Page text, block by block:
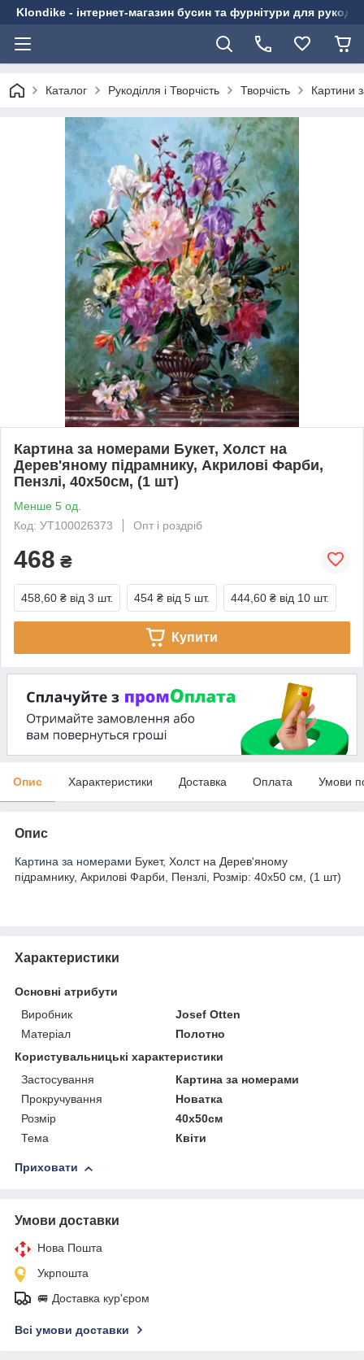
Klondike - інтернет-магазин бусин та фурнітури для
Каталог Рукоділля і Творчість Творчість Картини
Картина за номерами Букет, Холст на
Дерев'яному підрамнику, Акрилові Фарби,
Пензлі, 40х50см, (1 шт)
Менше 5 од.
Код: УТ100026373
Опт і роздріб
468 ₴
458,60 ₴ від 3 шт. 454 ₴ від 5 шт. 444,60 ₴ від 10 шт.
Купити
Опис Характеристики Доставка Оплата Умови
Опис
Картина за номерами Букет, Холст на Дерев'яному
підрамнику, Акрилові Фарби, Пензлі, Розмір: 40х50 см, (1 шт)
Характеристики
Основні атрибути
Виробник
Josef Otten
Матеріал
Полотно
Користувальницькі характеристики
Застосування
Картина за номерами
Прокручування
Новатка
Розмір
40х50см
Тема
Квіти
Приховати
Умови доставки
Нова Пошта
Укрпошта
🚐 Доставка кур'єром
Всі умови доставки